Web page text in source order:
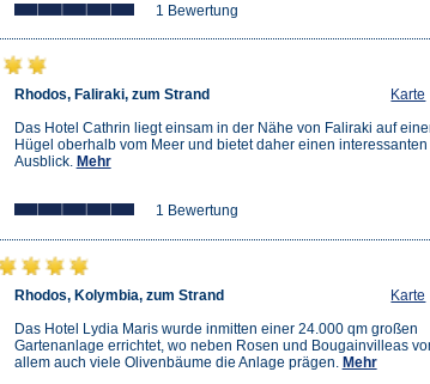
1 Bewertung
Karte
Rhodos, Faliraki, zum Strand
Das Hotel Cathrin liegt einsam in der Nähe von Faliraki auf
Hügel oberhalb vom Meer und bietet daher einen interessanten
Ausblick. Mehr
1 Bewertung
Karte
Rhodos, Kolymbia, zum Strand
Das Hotel Lydia Maris wurde inmitten einer 24.000 qm großen
Gartenanlage errichtet, wo neben Rosen und Bougainvilleas
allem auch viele Olivenbäume die Anlage prägen. Mehr